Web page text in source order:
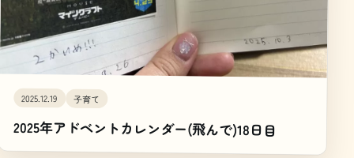
2025.12.19 子育て
2025年アドベントカレンダー(飛んで)18日目